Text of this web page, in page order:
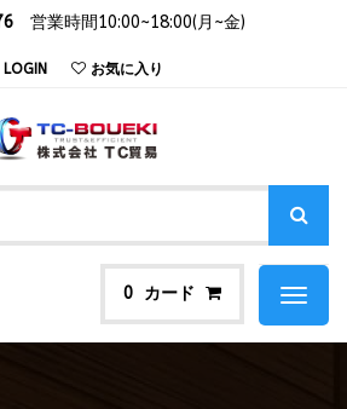
営業時間10:00~18:00(月~金)
LOGIN お気に入り
0 カード
Toggle